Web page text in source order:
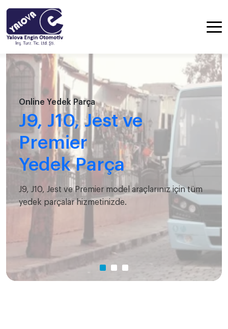
Online Yedek Parça
J9, J10, Jest ve
Premier
Yedek Parça
J9, J10, Jest ve Premier model araçlarınız için tüm
yedek parçalar hizmetinizde.